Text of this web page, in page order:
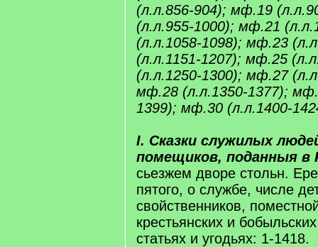
(л.л.856-904); мф.19
(л.л.955-1000); мф.21
(л.л.1058-1098); мф.23
(л.л.1151-1207); мф.25
(л.л.1250-1300); мф.27
мф.28 (л.л.1350-1377);
1399); мф.30 (л.л.1400-
I. Сказки служилых
помещиков, поданныя в
сьезжем дворе стольн.
пятого, о службе, числе
свойственников,
крестьянских и
статьях и угодьях: 1-1418.